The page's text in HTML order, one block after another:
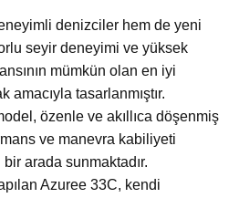
denizciler hem de yeni
seyir deneyimi ve yüksek
mümkün olan en iyi
amacıyla tasarlanmıştır.
özenle ve akıllıca döşenmiş
ve manevra kabiliyeti
arada sunmaktadır.
Azuree 33C, kendi